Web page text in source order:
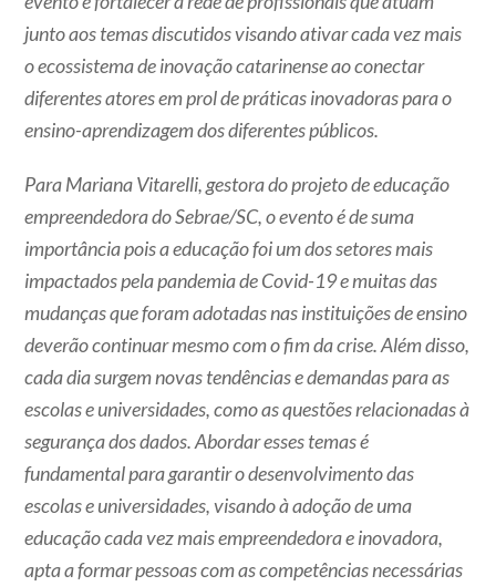
junto aos temas discutidos visando ativar cada vez mais
o ecossistema de inovação catarinense ao conectar
diferentes atores em prol de práticas inovadoras para o
ensino-aprendizagem dos diferentes públicos.
Para Mariana Vitarelli, gestora do projeto de educação
empreendedora do Sebrae/SC, o evento é de suma
importância pois a educação foi um dos setores mais
impactados pela pandemia de Covid-19 e muitas das
mudanças que foram adotadas nas instituições de ensino
deverão continuar mesmo com o fim da crise. Além disso,
cada dia surgem novas tendências e demandas para as
escolas e universidades, como as questões relacionadas à
segurança dos dados. Abordar esses temas é
fundamental para garantir o desenvolvimento das
escolas e universidades, visando à adoção de uma
educação cada vez mais empreendedora e inovadora,
apta a formar pessoas com as competências necessárias